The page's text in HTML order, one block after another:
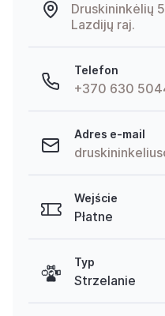
Druskininkėlių
Lazdijų raj.
Telefon
+370 630
Adres e-mail
Wejście
Płatne
Typ
Strzelanie